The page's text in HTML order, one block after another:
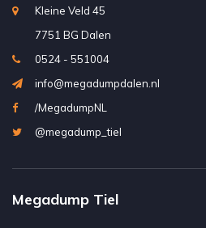
Kleine Veld 45
7751 BG Dalen
0524 - 551004
info@megadumpdalen.nl
/MegadumpNL
@megadump_tiel
Megadump Tiel